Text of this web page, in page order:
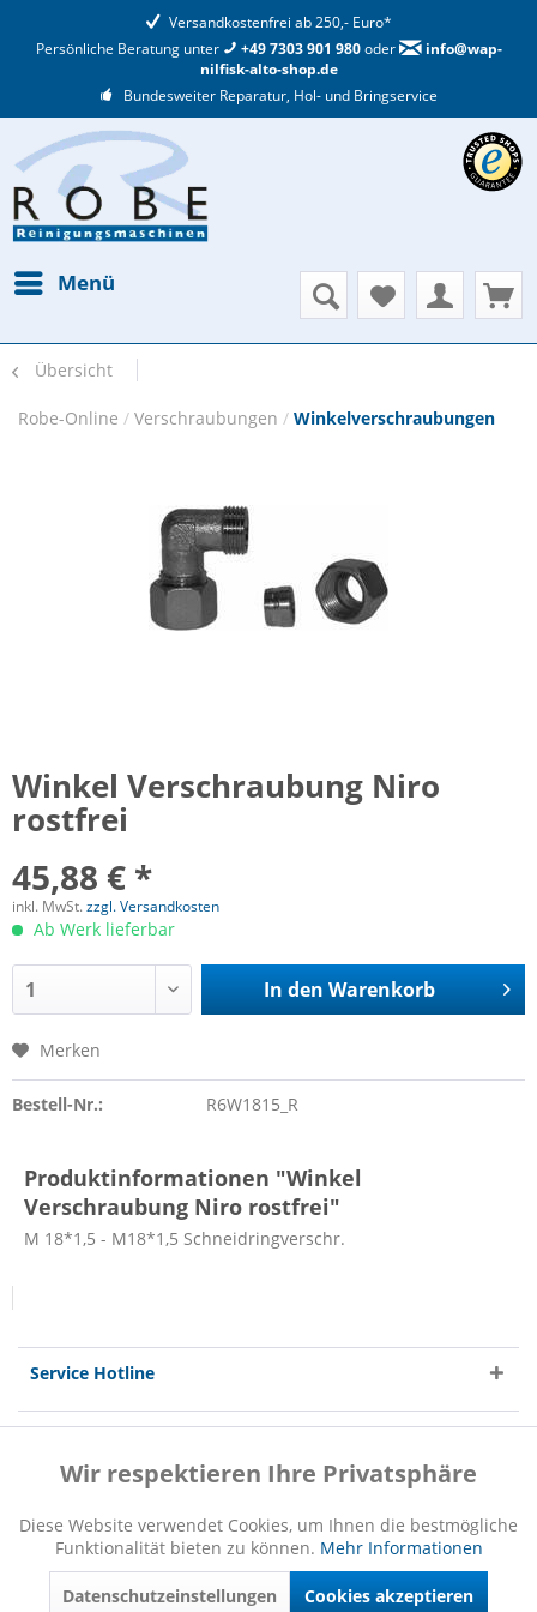
Versandkostenfrei ab 250,- Euro*
Persönliche Beratung unter
+49 7303 901 980oder
info@wap-
nilfisk-alto-shop.de
Bundesweiter Reparatur, Hol- und Bringservice
Menü
Übersicht
Robe-Online / Verschraubungen / Winkelverschraubungen
Winkel Verschraubung Niro
rostfrei
45,88 € *
inkl. MwSt. zzgl. Versandkosten
Ab Werk lieferbar
In den Warenkorb
Merken
Bestell-Nr.: R6W1815_R
Produktinformationen "Winkel
Verschraubung Niro rostfrei"
M 18*1,5 - M18*1,5 Schneidringverschr.
Service Hotline
Funktionale Aktiv
Marketing Inaktiv
Wir respektieren Ihre Privatsphäre
Diese Website verwendet Cookies, um Ihnen die bestmögliche
Funktionalität bieten zu können. Mehr Informationen
Datenschutzeinstellungen Cookies akzeptieren